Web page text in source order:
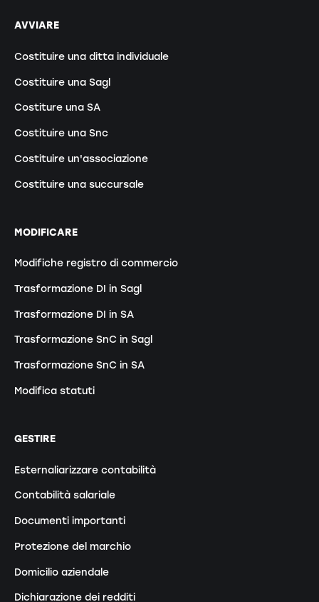
AVVIARE
Costituire una ditta individuale
Costituire una Sagl
Costiture una SA
Costituire una Snc
Costituire un'associazione
Costituire una succursale
MODIFICARE
Modifiche registro di commercio
Trasformazione DI in Sagl
Trasformazione DI in SA
Trasformazione SnC in Sagl
Trasformazione SnC in SA
Modifica statuti
GESTIRE
Esternaliarizzare contabilità
Contabilità salariale
Documenti importanti
Protezione del marchio
Domicilio aziendale
Dichiarazione dei redditi